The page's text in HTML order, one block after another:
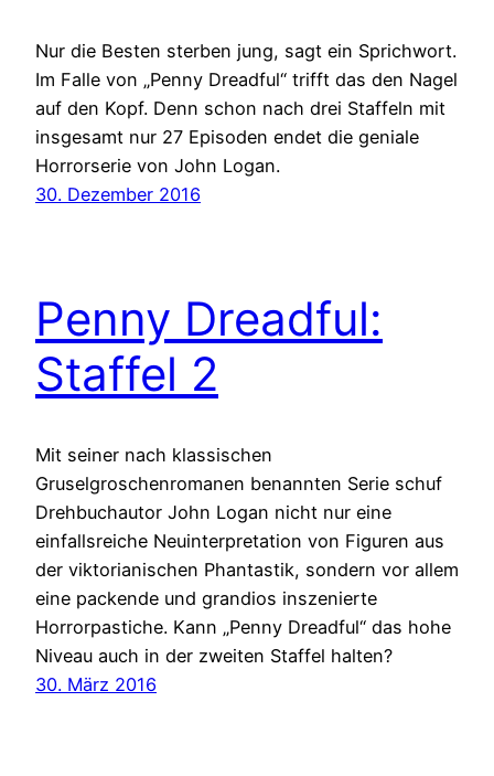
Nur die Besten sterben jung, sagt ein Sprichwort.
Im Falle von „Penny Dreadful“ trifft das den Nagel
auf den Kopf. Denn schon nach drei Staffeln mit
insgesamt nur 27 Episoden endet die geniale
Horrorserie von John Logan.
30. Dezember 2016
Penny Dreadful:
Staffel 2
Mit seiner nach klassischen
Gruselgroschenromanen benannten Serie schuf
Drehbuchautor John Logan nicht nur eine
einfallsreiche Neuinterpretation von Figuren aus
der viktorianischen Phantastik, sondern vor allem
eine packende und grandios inszenierte
Horrorpastiche. Kann „Penny Dreadful“ das hohe
Niveau auch in der zweiten Staffel halten?
30. März 2016